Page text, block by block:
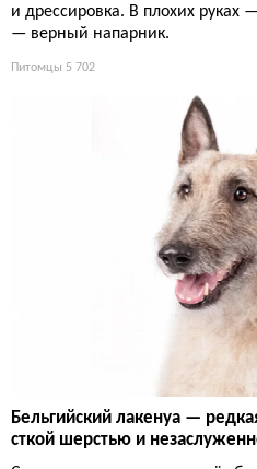
и дрессировка. В плохих
— верный напарник.
Питомцы 5 702
Бельгийский лакенуа —
сткой шерстью и